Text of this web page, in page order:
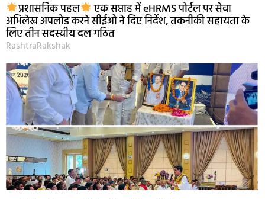
प्रशासनिक पहल एक सप्ताह में eHRMS पोर्टल पर सेवा
अभिलेख अपलोड करने सीईओ ने दिए निर्देश, तकनीकी सहायता के
लिए तीन सदस्यीय दल गठित
RashtraRakshak